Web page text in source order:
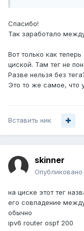
Спасибо!
Так заработало
Вот только как
циской. Там тег не
Разве нельзя без
Это то же самое, что
Вставить ник
skinner
Опубликовано
на циске этот тег
его совпадение
обычно
ipv6 router ospf 200